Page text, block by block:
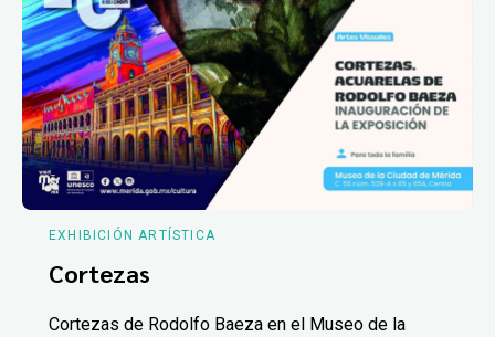
EXHIBICIÓN ARTÍSTICA
Cortezas
Cortezas de Rodolfo Baeza en el Museo de la